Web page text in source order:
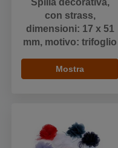
con strass,
dimensioni: 17 x 51
mm, motivo: trifoglio
Mostra